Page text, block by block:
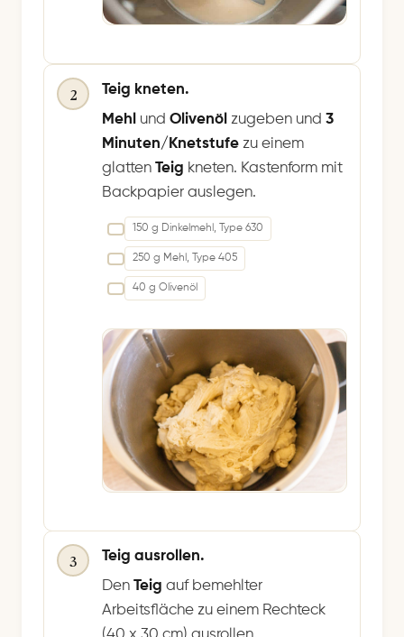
2
Teig kneten.
Mehl und Olivenöl zugeben und 3
Minuten/Knetstufe zu einem
glatten Teig kneten. Kastenform mit
Backpapier auslegen.
150 g Dinkelmehl, Type 630
250 g Mehl, Type 405
40 g Olivenöl
3
Teig ausrollen.
Den Teig auf bemehlter
Arbeitsfläche zu einem Rechteck